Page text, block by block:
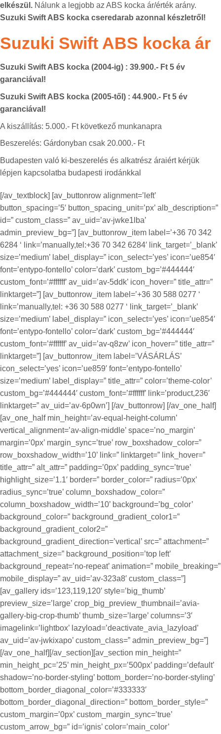
elkészül. Nálunk a legjobb az ABS kocka ár/érték arány.
Suzuki Swift ABS kocka cseredarab azonnal készletről!
Suzuki Swift ABS kocka ár
Suzuki Swift ABS kocka (2004-ig) : 39.900.- Ft 5 év
garanciával!
Suzuki Swift ABS kocka (2005-től) : 44.900.- Ft 5 év
garanciával!
A kiszállítás: 5.000.- Ft következő munkanapra
Beszerelés: Gárdonyban csak 20.000.- Ft
Budapesten való ki-beszerelés és alkatrész áraiért kérjük
lépjen kapcsolatba budapesti irodánkkal
[/av_textblock] [av_buttonrow alignment=’left’
button_spacing=’5′ button_spacing_unit=’px’ alb_description=”
id=” custom_class=” av_uid=’av-jwke1lba’
admin_preview_bg=”] [av_buttonrow_item label=’+36 70 342
6284 ‘ link=’manually,tel:+36 70 342 6284′ link_target=’_blank’
size=’medium’ label_display=” icon_select=’yes’ icon=’ue854′
font=’entypo-fontello’ color=’dark’ custom_bg=’#444444′
custom_font=’#ffffff’ av_uid=’av-5ddk’ icon_hover=” title_attr=”
linktarget=”] [av_buttonrow_item label=’+36 30 588 0277 ‘
link=’manually,tel: +36 30 588 0277 ‘ link_target=’_blank’
size=’medium’ label_display=” icon_select=’yes’ icon=’ue854′
font=’entypo-fontello’ color=’dark’ custom_bg=’#444444′
custom_font=’#ffffff’ av_uid=’av-q8zw’ icon_hover=” title_attr=”
linktarget=”] [av_buttonrow_item label=’VÁSÁRLÁS’
icon_select=’yes’ icon=’ue859′ font=’entypo-fontello’
size=’medium’ label_display=” title_attr=” color=’theme-color’
custom_bg=’#444444′ custom_font=’#ffffff’ link=’product,236′
linktarget=” av_uid=’av-6p0wn’] [/av_buttonrow] [/av_one_half]
[av_one_half min_height=’av-equal-height-column’
vertical_alignment=’av-align-middle’ space=’no_margin’
margin=’0px’ margin_sync=’true’ row_boxshadow_color=”
row_boxshadow_width=’10’ link=” linktarget=” link_hover=”
title_attr=” alt_attr=” padding=’0px’ padding_sync=’true’
highlight_size=’1.1′ border=” border_color=” radius=’0px’
radius_sync=’true’ column_boxshadow_color=”
column_boxshadow_width=’10’ background=’bg_color’
background_color=” background_gradient_color1=”
background_gradient_color2=”
background_gradient_direction=’vertical’ src=” attachment=”
attachment_size=” background_position=’top left’
background_repeat=’no-repeat’ animation=” mobile_breaking=”
mobile_display=” av_uid=’av-323a8′ custom_class=”]
[av_gallery ids=’123,119,120′ style=’big_thumb’
preview_size=’large’ crop_big_preview_thumbnail=’avia-
gallery-big-crop-thumb’ thumb_size=’large’ columns=’3′
imagelink=’lightbox’ lazyload=’deactivate_avia_lazyload’
av_uid=’av-jwkixapo’ custom_class=” admin_preview_bg=”]
[/av_one_half][/av_section][av_section min_height=”
min_height_pc=’25’ min_height_px=’500px’ padding=’default’
shadow=’no-border-styling’ bottom_border=’no-border-styling’
bottom_border_diagonal_color=’#333333′
bottom_border_diagonal_direction=” bottom_border_style=”
custom_margin=’0px’ custom_margin_sync=’true’
custom_arrow_bg=” id=’ignis’ color=’main_color’